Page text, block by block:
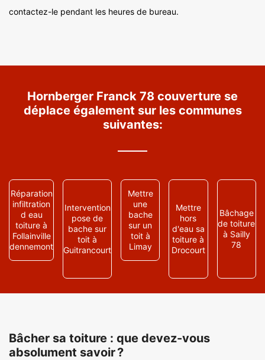
contactez-le pendant les heures de bureau.
Hornberger Franck 78 couverture se
déplace également sur les communes
suivantes:
Réparation
infiltration
d eau
toiture à
Follainville
dennemont
Intervention
pose de
bache sur
toit à
Guitrancourt
Mettre
une
bache
sur un
toit à
Limay
Mettre
hors
d'eau sa
toiture à
Drocourt
Bâchage
de toiture
à Sailly
78
Bâcher sa toiture : que devez-vous
absolument savoir ?